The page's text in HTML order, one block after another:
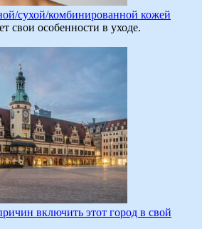
сухой/комбинированной кожей
свои особенности в уходе.
включить этот город в свой